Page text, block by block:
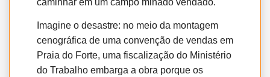
caminhar em um campo minado vendado.
Imagine o desastre: no meio da montagem
cenográfica de uma convenção de vendas em
Praia do Forte, uma fiscalização do Ministério
do Trabalho embarga a obra porque os